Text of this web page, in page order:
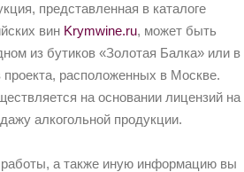
представленная в каталоге
вин Krymwine.ru, может быть
из бутиков «Золотая Балка» или в
проекта, расположенных в Москве.
на основании лицензий на
алкогольной продукции.
а также иную информацию вы